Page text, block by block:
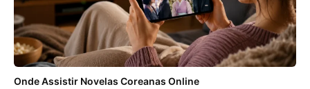
Onde Assistir Novelas Coreanas Online